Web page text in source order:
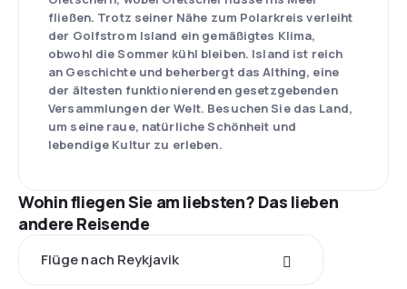
fließen. Trotz seiner Nähe zum Polarkreis verleiht
der Golfstrom Island ein gemäßigtes Klima,
obwohl die Sommer kühl bleiben. Island ist reich
an Geschichte und beherbergt das Althing, eine
der ältesten funktionierenden gesetzgebenden
Versammlungen der Welt. Besuchen Sie das Land,
um seine raue, natürliche Schönheit und
lebendige Kultur zu erleben.
Wohin fliegen Sie am liebsten? Das lieben
andere Reisende
Flüge nach Reykjavik